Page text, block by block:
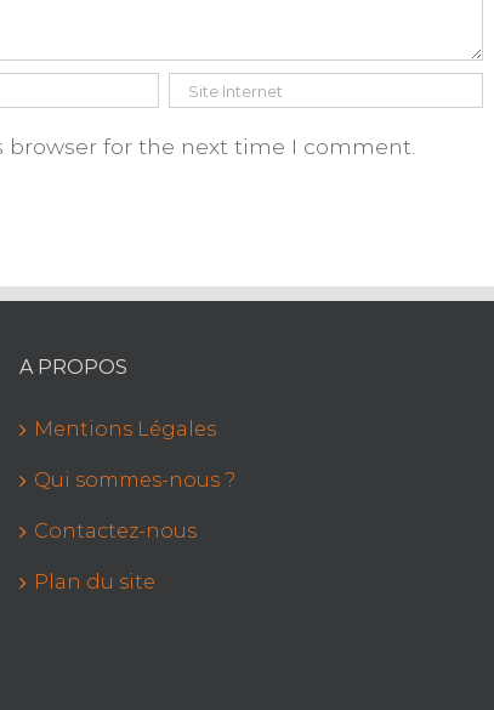
for the next time I comment.
A PROPOS
Mentions Légales
Qui sommes-nous ?
Contactez-nous
Plan du site